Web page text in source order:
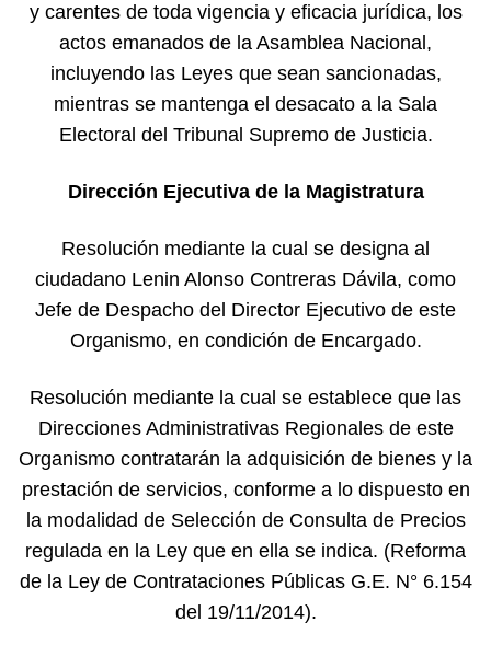
y carentes de toda vigencia y eficacia jurídica, los
actos emanados de la Asamblea Nacional,
incluyendo las Leyes que sean sancionadas,
mientras se mantenga el desacato a la Sala
Electoral del Tribunal Supremo de Justicia.
Dirección Ejecutiva de la Magistratura
Resolución mediante la cual se designa al
ciudadano Lenin Alonso Contreras Dávila, como
Jefe de Despacho del Director Ejecutivo de este
Organismo, en condición de Encargado.
Resolución mediante la cual se establece que las
Direcciones Administrativas Regionales de este
Organismo contratarán la adquisición de bienes y la
prestación de servicios, conforme a lo dispuesto en
la modalidad de Selección de Consulta de Precios
regulada en la Ley que en ella se indica. (Reforma
de la Ley de Contrataciones Públicas G.E. N° 6.154
del 19/11/2014).